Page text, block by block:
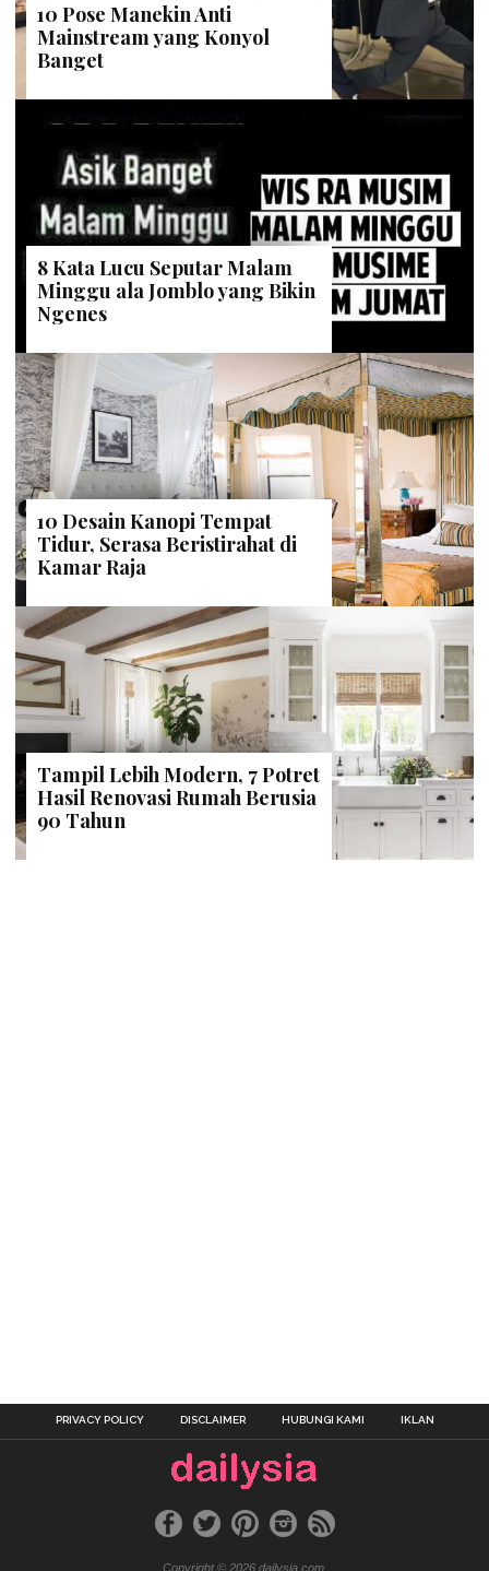
10 Pose Manekin Anti
Mainstream yang Konyol
Banget
8 Kata Lucu Seputar Malam
Minggu ala Jomblo yang Bikin
Ngenes
10 Desain Kanopi Tempat
Tidur, Serasa Beristirahat di
Kamar Raja
Tampil Lebih Modern, 7 Potret
Hasil Renovasi Rumah Berusia
90 Tahun
PRIVACY POLICY DISCLAIMER HUBUNGI KAMI IKLAN
Copyright © 2026 dailysia.com.